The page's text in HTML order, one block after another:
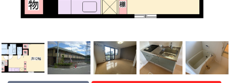
路線·駅から探す
地域から探す
地図から探す